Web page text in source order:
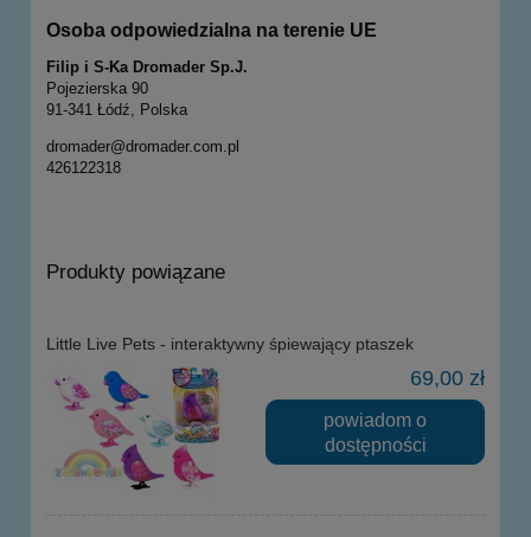
Osoba odpowiedzialna na terenie UE
Filip i S-Ka Dromader Sp.J.
Pojezierska 90
91-341 Łódź, Polska
dromader@dromader.com.pl
426122318
Produkty powiązane
Little Live Pets - interaktywny śpiewający ptaszek
69,00 zł
powiadom o
dostępności